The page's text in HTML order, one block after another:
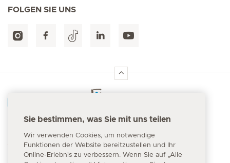
FOLGEN SIE UNS
144
Sie bestimmen, was Sie mit uns teilen
Wir verwenden Cookies, um notwendige
Funktionen der Website bereitzustellen und Ihr
Online-Erlebnis zu verbessern. Wenn Sie auf „Alle